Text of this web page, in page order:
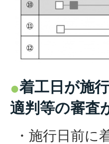
着工日が施
適判等の審査
・施行日前